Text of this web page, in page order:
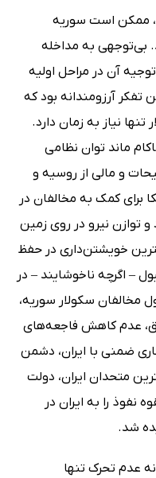
ممکن است سوریه
بی‌توجهی به مداخله
توجیه آن در مراحل اولیه
تفکر آرزومندانه بود که
نیاز به زمان دارد.
ماند توان نظامی
و مالی از روسیه و
برای کمک به مخالفان در
توازن نیرو در روی زمین
خویشتن‌داری در حفظ
– اگرچه ناخوشایند – در
مخالفان سکولار سوریه،
عدم کاهش فاجعه‌های
ضمنی با ایران، دشمن
متحدان ایران، دولت
نفوذ را به ایران در
شد.
عدم تحرک تنها